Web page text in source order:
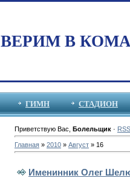
ВЕРИМ В
ГИМН СТАДИОН
Приветствую Вас Болельщик· RSS
Главная» 2010 » Август » 16
Именинник Олег